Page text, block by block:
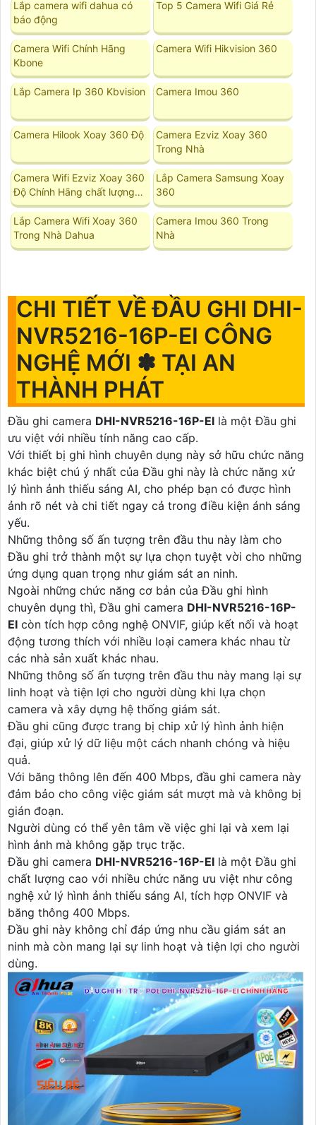
Lắp camera wifi dahua có
báo động
Top 5 Camera Wifi Giá Rẻ
Camera Wifi Chính Hãng
Kbone
Camera Wifi Hikvision 360
Lắp Camera Ip 360 Kbvision Camera Imou 360
Camera Hilook Xoay 360 Độ
Camera Ezviz Xoay 360
Trong Nhà
Camera Wifi Ezviz Xoay 360
Độ Chính Hãng chất lượng
tốt
Lắp Camera Samsung Xoay
360
Lắp Camera Wifi Xoay 360
Trong Nhà Dahua
Camera Imou 360 Trong
Nhà
CHI TIẾT VỀ ĐẦU GHI DHI-
NVR5216-16P-EI CÔNG
NGHỆ MỚI ✽ TẠI AN
THÀNH PHÁT
Đầu ghi camera DHI-NVR5216-16P-EI là một Đầu ghi
ưu việt với nhiều tính năng cao cấp.
Với thiết bị ghi hình chuyên dụng này sở hữu chức năng
khác biệt chú ý nhất của Đầu ghi này là chức năng xử
lý hình ảnh thiếu sáng AI, cho phép bạn có được hình
ảnh rõ nét và chi tiết ngay cả trong điều kiện ánh sáng
yếu.
Những thông số ấn tượng trên đầu thu này làm cho
Đầu ghi trở thành một sự lựa chọn tuyệt vời cho những
ứng dụng quan trọng như giám sát an ninh.
Ngoài những chức năng cơ bản của Đầu ghi hình
chuyên dụng thì, Đầu ghi camera DHI-NVR5216-16P-
EI còn tích hợp công nghệ ONVIF, giúp kết nối và hoạt
động tương thích với nhiều loại camera khác nhau từ
các nhà sản xuất khác nhau.
Những thông số ấn tượng trên đầu thu này mang lại sự
linh hoạt và tiện lợi cho người dùng khi lựa chọn
camera và xây dựng hệ thống giám sát.
Đầu ghi cũng được trang bị chip xử lý hình ảnh hiện
đại, giúp xử lý dữ liệu một cách nhanh chóng và hiệu
quả.
Với băng thông lên đến 400 Mbps, đầu ghi camera này
đảm bảo cho công việc giám sát mượt mà và không bị
gián đoạn.
Người dùng có thể yên tâm về việc ghi lại và xem lại
hình ảnh mà không gặp trục trặc.
Đầu ghi camera DHI-NVR5216-16P-EI là một Đầu ghi
chất lượng cao với nhiều chức năng ưu việt như công
nghệ xử lý hình ảnh thiếu sáng AI, tích hợp ONVIF và
băng thông 400 Mbps.
Đầu ghi này không chỉ đáp ứng nhu cầu giám sát an
ninh mà còn mang lại sự linh hoạt và tiện lợi cho người
dùng.